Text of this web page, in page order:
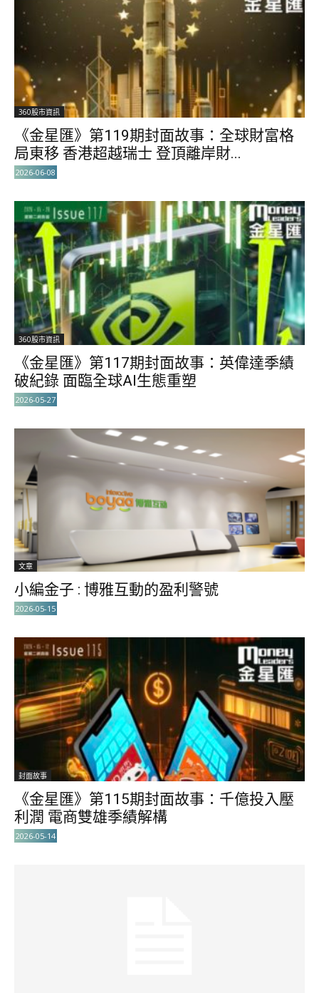
360股市資訊
《金星匯》第119期封面故事：全球財富格
局東移 香港超越瑞士 登頂離岸財...
2026-06-08
360股市資訊
《金星匯》第117期封面故事：英偉達季績
破紀錄 面臨全球AI生態重塑
2026-05-27
文章
小編金子 : 博雅互動的盈利警號
2026-05-15
封面故事
《金星匯》第115期封面故事：千億投入壓
利潤 電商雙雄季績解構
2026-05-14